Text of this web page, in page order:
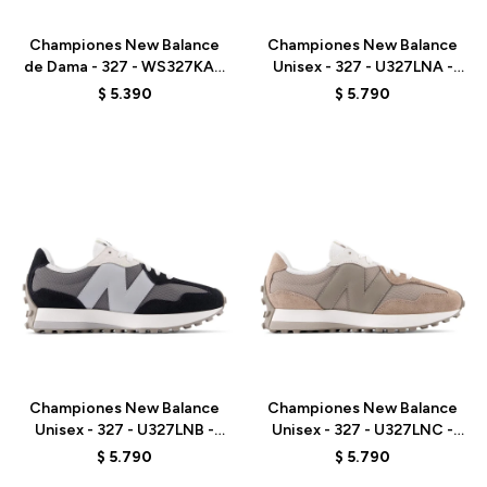
Championes New Balance
de Dama - 327 - WS327KAZ
- ELD
$ 5.390
Championes New Balance
Unisex - 327 - U327LNA -
LINEN
$ 5.790
Championes New Balance
Unisex - 327 - U327LNB -
BLACK
$ 5.790
Championes New Balance
Unisex - 327 - U327LNC -
MUSHROOM
$ 5.790